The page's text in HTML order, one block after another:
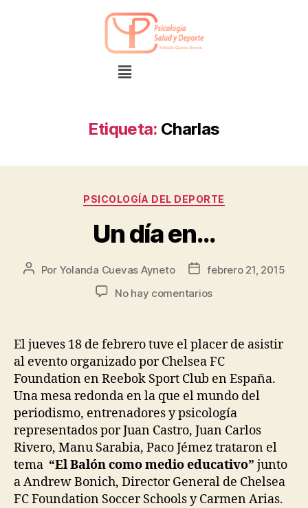
Etiqueta: Charlas
PSICOLOGÍA DEL DEPORTE
Un día en…
Por Yolanda Cuevas Ayneto
febrero 21, 2015
No hay comentarios
El jueves 18 de febrero tuve el placer de asistir
al evento organizado por Chelsea FC
Foundation en Reebok Sport Club en España.
Una mesa redonda en la que el mundo del
periodismo, entrenadores y psicología
representados por Juan Castro, Juan Carlos
Rivero, Manu Sarabia, Paco Jémez trataron el
tema “El Balón como medio educativo” junto
a Andrew Bonich, Director General de Chelsea
FC Foundation Soccer Schools y Carmen Arias.